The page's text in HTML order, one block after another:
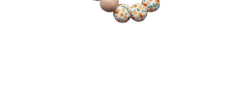
Stylish, Safe & Certified!